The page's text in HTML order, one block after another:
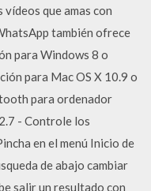
que amas con
también ofrece
para Windows 8 o
para Mac OS X 10.9 o
para ordenador
- Controle los
en el menú Inicio de
de abajo cambiar
salir un resultado con